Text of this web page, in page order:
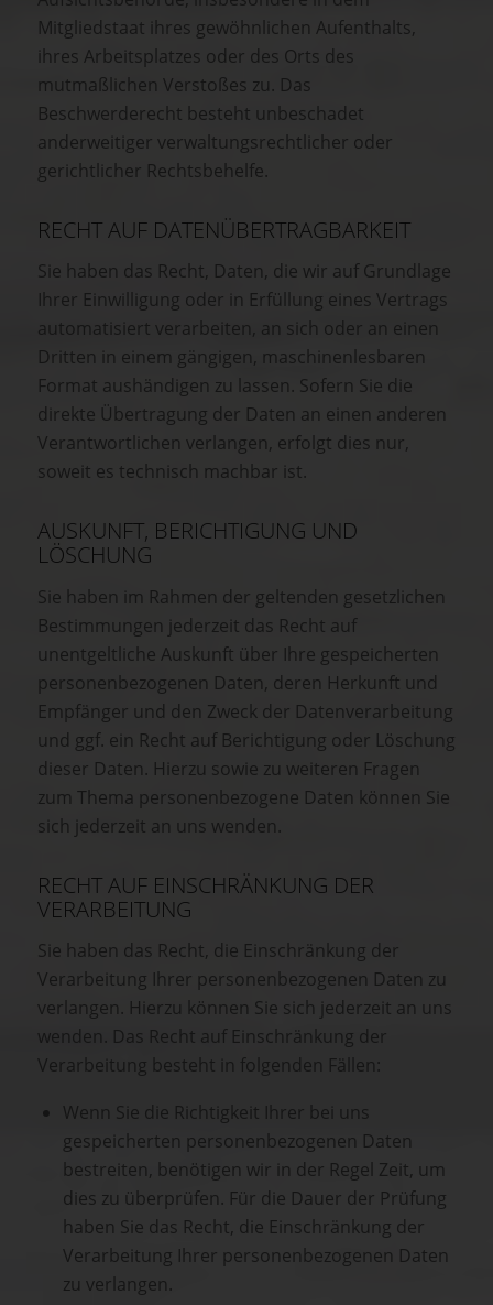
Mitgliedstaat ihres gewöhnlichen Aufenthalts,
ihres Arbeitsplatzes oder des Orts des
mutmaßlichen Verstoßes zu. Das
Beschwerderecht besteht unbeschadet
anderweitiger verwaltungsrechtlicher oder
gerichtlicher Rechtsbehelfe.
RECHT AUF DATEN­ÜBERTRAG­BARKEIT
Sie haben das Recht, Daten, die wir auf Grundlage
Ihrer Einwilligung oder in Erfüllung eines Vertrags
automatisiert verarbeiten, an sich oder an einen
Dritten in einem gängigen, maschinenlesbaren
Format aushändigen zu lassen. Sofern Sie die
direkte Übertragung der Daten an einen anderen
Verantwortlichen verlangen, erfolgt dies nur,
soweit es technisch machbar ist.
AUSKUNFT, BERICHTIGUNG UND
LÖSCHUNG
Sie haben im Rahmen der geltenden gesetzlichen
Bestimmungen jederzeit das Recht auf
unentgeltliche Auskunft über Ihre gespeicherten
personenbezogenen Daten, deren Herkunft und
Empfänger und den Zweck der Datenverarbeitung
und ggf. ein Recht auf Berichtigung oder Löschung
dieser Daten. Hierzu sowie zu weiteren Fragen
zum Thema personenbezogene Daten können Sie
sich jederzeit an uns wenden.
RECHT AUF EINSCHRÄNKUNG DER
VERARBEITUNG
Sie haben das Recht, die Einschränkung der
Verarbeitung Ihrer personenbezogenen Daten zu
verlangen. Hierzu können Sie sich jederzeit an uns
wenden. Das Recht auf Einschränkung der
Verarbeitung besteht in folgenden Fällen:
Wenn Sie die Richtigkeit Ihrer bei uns
gespeicherten personenbezogenen Daten
bestreiten, benötigen wir in der Regel Zeit, um
dies zu überprüfen. Für die Dauer der Prüfung
haben Sie das Recht, die Einschränkung der
Verarbeitung Ihrer personenbezogenen Daten
zu verlangen.